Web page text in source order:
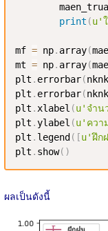
print (u'
mf = np. array(
mt = np. array(
plt . errorbar(nknk
plt . errorbar(nknk
plt . xlabel (u'จำน
plt .ylabel (u'ควา
plt . legend( [u'ฝึก
plt . show( )
ผลเป็นดังนี้